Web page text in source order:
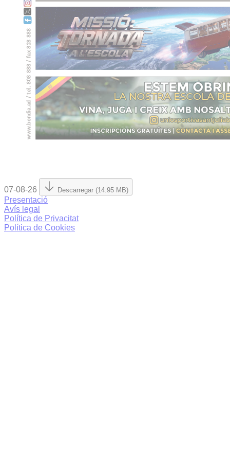
07-08-26 Descarregar (14.95 MB)
Presentació
Avís legal
Política de Privacitat
Política de Cookies